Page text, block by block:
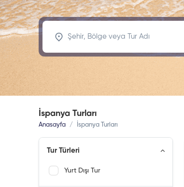
İspanya Turları
Anasayfa İspanya Turları
Tur Türleri
Yurt Dışı Tur